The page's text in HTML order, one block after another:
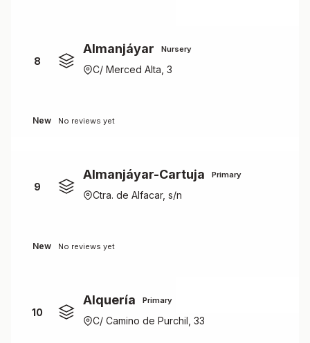
8
Almanjáyar Nursery
C/ Merced Alta, 3
New No reviews yet
9
Almanjáyar-Cartuja Primary
Ctra. de Alfacar, s/n
New No reviews yet
10
Alquería Primary
C/ Camino de Purchil, 33